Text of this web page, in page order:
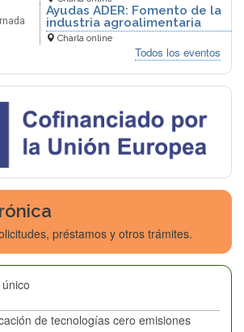
Ayudas ADER: Fomento de la
industria agroalimentaria
Charla online
Todos los eventos
préstamos y otros trámites.
de tecnologías cero emisiones